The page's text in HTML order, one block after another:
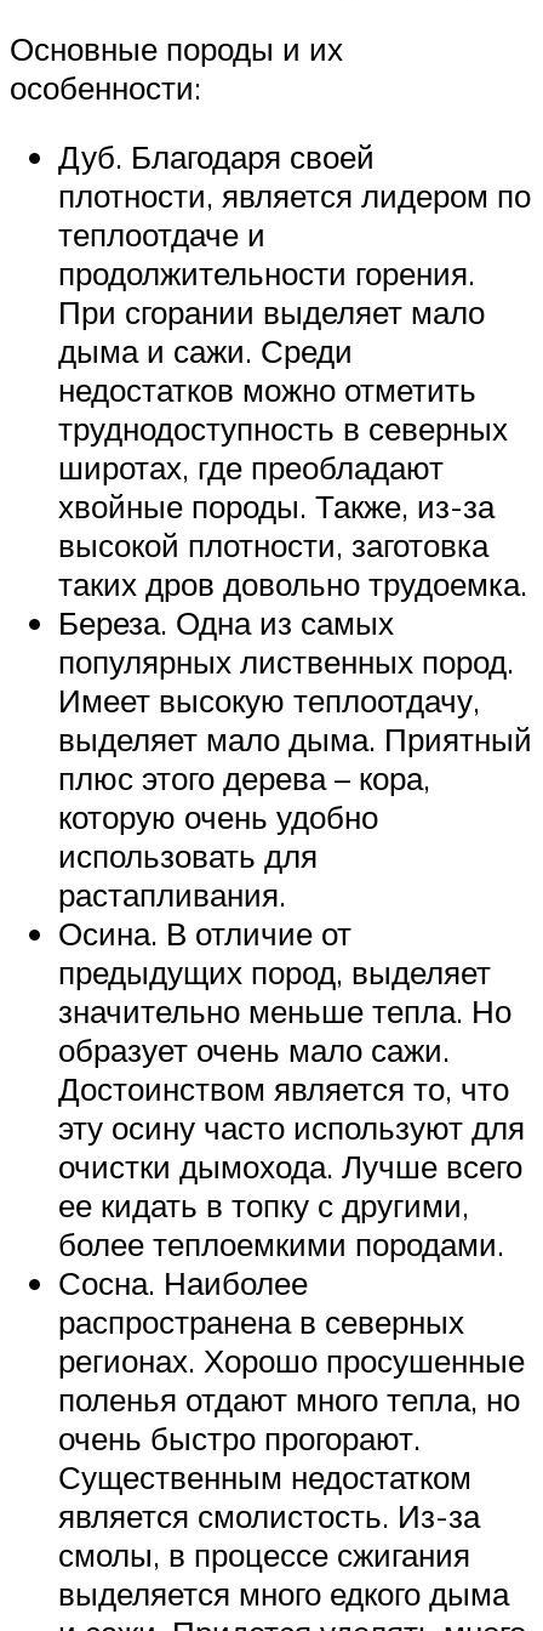
Основные породы и их
особенности:
Дуб. Благодаря своей
плотности, является лидером по
теплоотдаче и
продолжительности горения.
При сгорании выделяет мало
дыма и сажи. Среди
недостатков можно отметить
труднодоступность в северных
широтах, где преобладают
хвойные породы. Также, из-за
высокой плотности, заготовка
таких дров довольно трудоемка.
Береза. Одна из самых
популярных лиственных пород.
Имеет высокую теплоотдачу,
выделяет мало дыма. Приятный
плюс этого дерева – кора,
которую очень удобно
использовать для
растапливания.
Осина. В отличие от
предыдущих пород, выделяет
значительно меньше тепла. Но
образует очень мало сажи.
Достоинством является то, что
эту осину часто используют для
очистки дымохода. Лучше всего
ее кидать в топку с другими,
более теплоемкими породами.
Сосна. Наиболее
распространена в северных
регионах. Хорошо просушенные
поленья отдают много тепла, но
очень быстро прогорают.
Существенным недостатком
является смолистость. Из-за
смолы, в процессе сжигания
выделяется много едкого дыма